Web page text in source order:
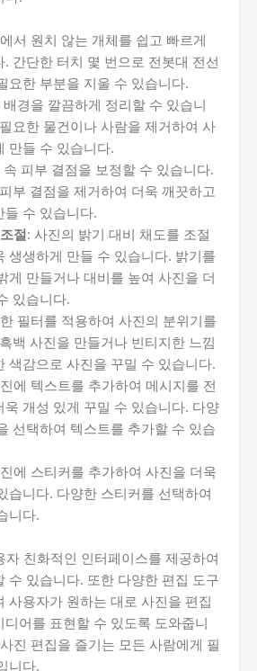
서 원치 않는 개체를 쉽고 빠르게
간단한 터치 몇 번으로 전봇대 전선
요한 부분을 지울 수 있습니다.
배경을 깔끔하게 정리할 수 있습니
요한 물건이나 사람을 제거하여 사
만들 수 있습니다.
속 피부 결점을 보정할 수 있습니다.
부 결점을 제거하여 더욱 깨끗하고
들 수 있습니다.
절: 사진의 밝기 대비 채도를 조절
생생하게 만들 수 있습니다. 밝기를
게 만들거나 대비를 높여 사진을 더
있습니다.
필터를 적용하여 사진의 분위기를
백 사진을 만들거나 빈티지한 느낌
색감으로 사진을 꾸밀 수 있습니다.
에 텍스트를 추가하여 메시지를 전
욱 개성 있게 꾸밀 수 있습니다. 다양
선택하여 텍스트를 추가할 수 있습
에 스티커를 추가하여 사진을 더욱
습니다. 다양한 스티커를 선택하여
니다.
자 친화적인 인터페이스를 제공하여
수 있습니다. 또한 다양한 편집 도구
사용자가 원하는 대로 사진을 편집
어를 표현할 수 있도록 도와줍니
진 편집을 즐기는 모든 사람에게 필
니다.